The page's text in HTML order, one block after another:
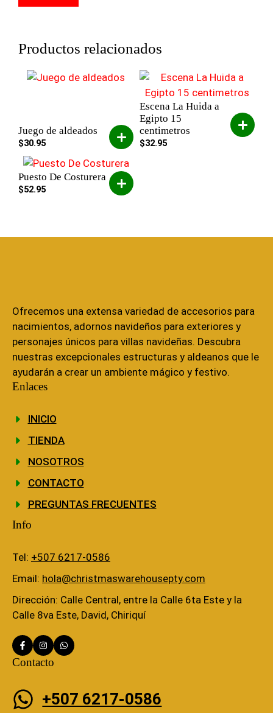
Productos relacionados
Juego de aldeados
$30.95
Escena La Huida a
Egipto 15
centimetros
$32.95
Puesto De Costurera
$52.95
Ofrecemos una extensa variedad de accesorios para
nacimientos, adornos navideños para exteriores y
personajes únicos para villas navideñas. Descubra
nuestras excepcionales estructuras y aldeanos que le
ayudarán a crear un ambiente mágico y festivo.
Enlaces
INICIO
TIENDA
NOSOTROS
CONTACTO
PREGUNTAS FRECUENTES
Info
Tel: +507 6217-0586
Email: hola@christmaswarehousepty.com
Dirección: Calle Central, entre la Calle 6ta Este y la
Calle 8va Este, David, Chiriquí
Contacto
+507 6217-0586